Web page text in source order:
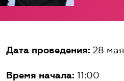
Дата проведения: 28 мая
Время начала: 11:00